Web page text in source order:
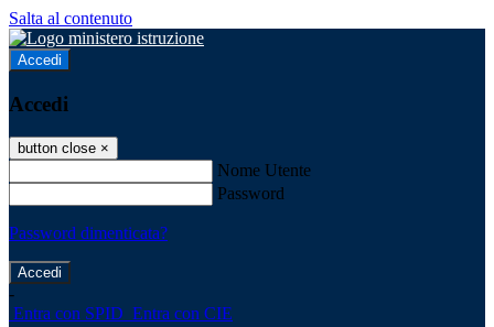
Salta al contenuto
Accedi
Accedi
button close ×
Nome Utente
Password
Password dimenticata?
-
Entra con SPID Entra con CIE